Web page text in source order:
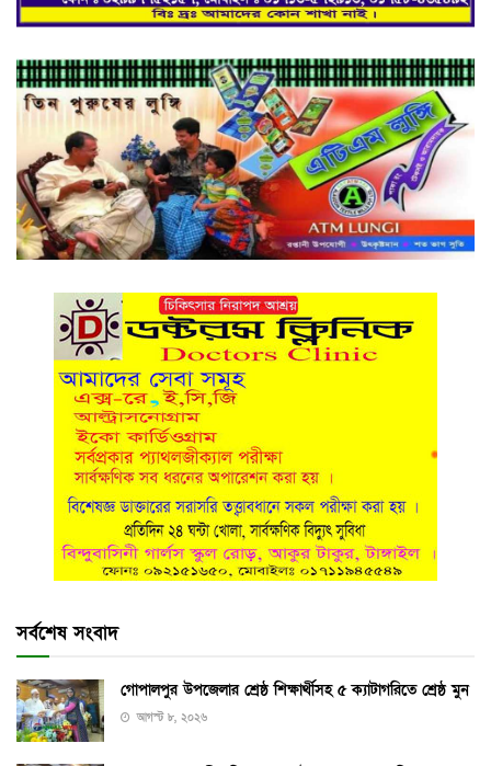
সর্বশেষ সংবাদ
গোপালপুর উপজেলার শ্রেষ্ঠ শিক্ষার্থীসহ ৫ ক্যাটাগরিতে শ্রেষ্ঠ মুন
আগস্ট ৮, ২০২৬